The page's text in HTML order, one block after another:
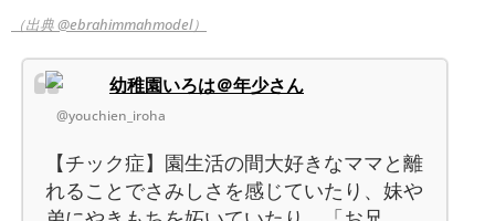
（出典 @ebrahimmahmodel）
幼稚園いろは＠年少さん
@youchien_iroha
【チック症】園生活の間大好きなママと離
れることでさみしさを感じていたり、妹や